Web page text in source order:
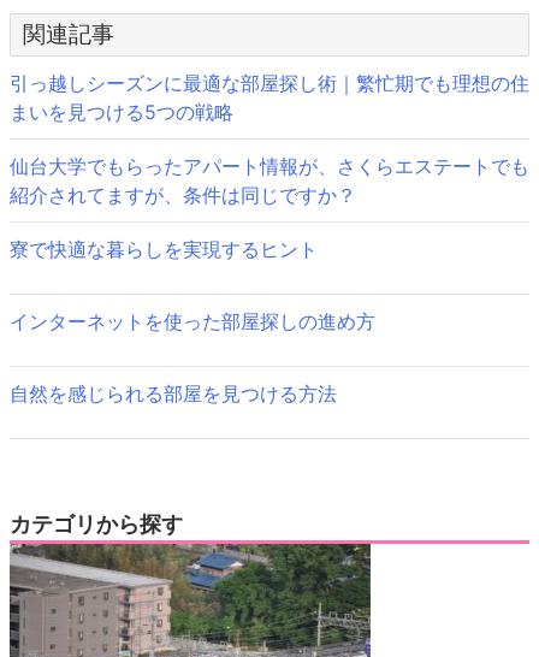
ナ
ビ
ゲ
ー
シ
ョ
関連記事
引っ越しシーズンに最適な部屋探し術｜繁忙期でも理想の住
まいを見つける5つの戦略
仙台大学でもらったアパート情報が、さくらエステートでも
紹介されてますが、条件は同じですか？
寮で快適な暮らしを実現するヒント
インターネットを使った部屋探しの進め方
自然を感じられる部屋を見つける方法
カテゴリから探す